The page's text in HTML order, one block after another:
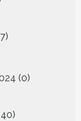
producten
0
producten
4040